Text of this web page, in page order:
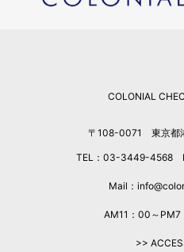
COLONIAL
〒108-0071 東京都
TEL：03-3449-4568
Mail：
AM11：00～
>>